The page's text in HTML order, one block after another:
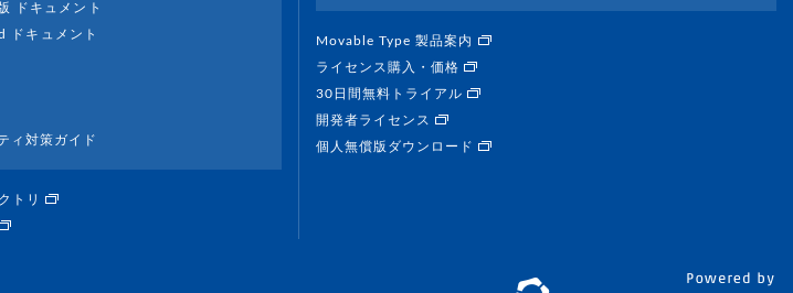
ドキュメント
ドキュメント
ィ対策ガイド
トリ
Movable Type 製品案内
ライセンス購入・価格
30日間無料トライアル
開発者ライセンス
個人無償版ダウンロード